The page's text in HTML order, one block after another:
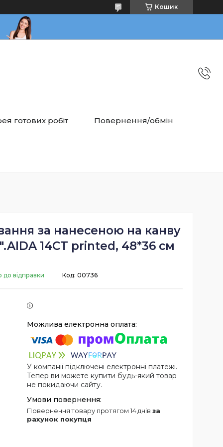
Кошик
готових робіт Повернення/обмін
за нанесеною на канву
14CT printed, 48*36 см
до відправки Код: 00736
У компанії підключені електронні платежі.
Тепер ви можете купити будь-який товар
не покидаючи сайту.
повернення товару протягом 14 днів за
рахунок покупця